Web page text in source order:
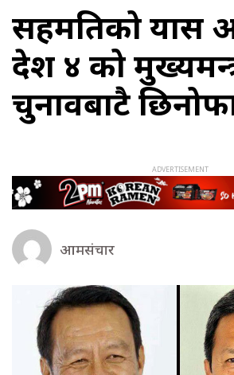
सहमतिको
प्रदेश ४ को
चुनावबाटै
आमसंचार